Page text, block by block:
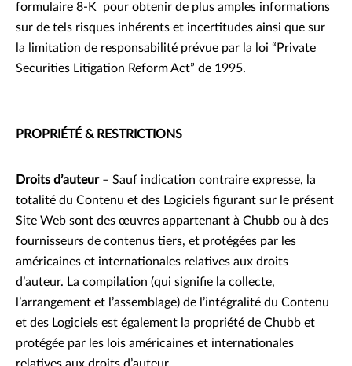
formulaire 8-K pour obtenir de plus amples informations
sur de tels risques inhérents et incertitudes ainsi que sur
la limitation de responsabilité prévue par la loi “Private
Securities Litigation Reform Act” de 1995.
PROPRIÉTÉ & RESTRICTIONS
Droits d’auteur – Sauf indication contraire expresse, la
totalité du Contenu et des Logiciels figurant sur le présent
Site Web sont des œuvres appartenant à Chubb ou à des
fournisseurs de contenus tiers, et protégées par les
américaines et internationales relatives aux droits
d’auteur. La compilation (qui signifie la collecte,
l’arrangement et l’assemblage) de l’intégralité du Contenu
et des Logiciels est également la propriété de Chubb et
protégée par les lois américaines et internationales